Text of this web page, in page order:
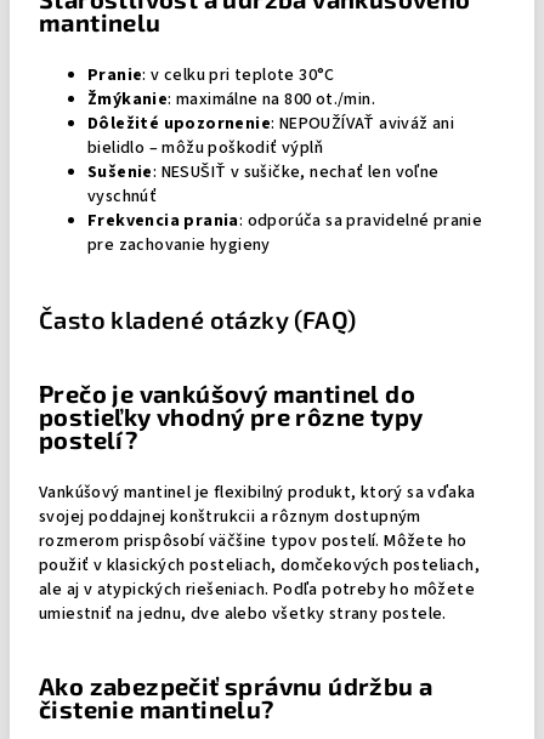
mantinelu
Pranie: v celku pri teplote 30°C
Žmýkanie: maximálne na 800 ot./min.
Dôležité upozornenie: NEPOUŽÍVAŤ aviváž ani
bielidlo – môžu poškodiť výplň
Sušenie: NESUŠIŤ v sušičke, nechať len voľne
vyschnúť
Frekvencia prania: odporúča sa pravidelné pranie
pre zachovanie hygieny
Často kladené otázky (FAQ)
Prečo je vankúšový mantinel do
postieľky vhodný pre rôzne typy
postelí?
Vankúšový mantinel je flexibilný produkt, ktorý sa vďaka
svojej poddajnej konštrukcii a rôznym dostupným
rozmerom prispôsobí väčšine typov postelí. Môžete ho
použiť v klasických posteliach, domčekových posteliach,
ale aj v atypických riešeniach. Podľa potreby ho môžete
umiestniť na jednu, dve alebo všetky strany postele.
Ako zabezpečiť správnu údržbu a
čistenie mantinelu?